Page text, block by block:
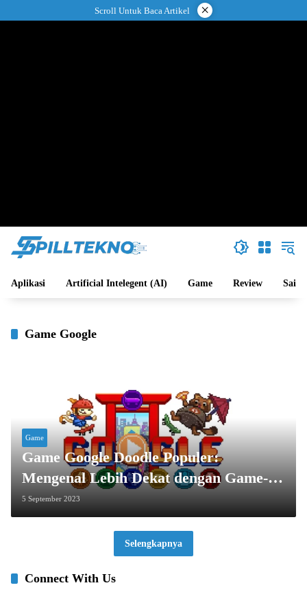
ke
Scroll Untuk Baca Artikel ×
Aplikasi Artificial Intelegent (AI) Game Review Sains
Game Google
Game
Game Google Doodle Populer:
Mengenal Lebih Dekat dengan Game-
Game Seru di Google
5 September 2023
Selengkapnya
Connect With Us